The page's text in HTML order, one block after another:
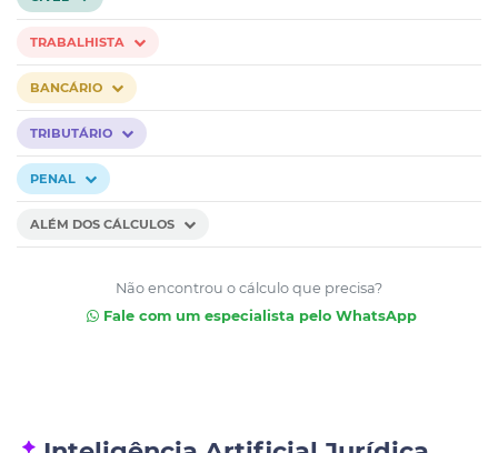
TRABALHISTA
BANCÁRIO
TRIBUTÁRIO
PENAL
ALÉM DOS CÁLCULOS
Não encontrou o cálculo que precisa?
Fale com um especialista pelo WhatsApp